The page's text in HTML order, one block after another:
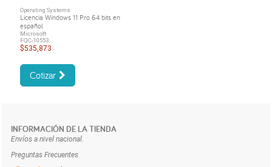
Operating Systems
Licencia Windows 11 Pro 64 bits en
español
Microsoft
FQC-10553
$535,873
Cotizar
INFORMACIÓN DE LA TIENDA
Envíos a nivel nacional.
Preguntas Frecuentes